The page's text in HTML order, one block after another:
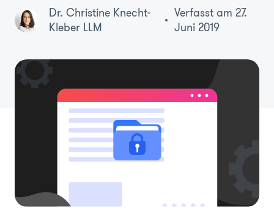
Karriere
Über Uns
Dr. Christine Knecht-
Kleber LLM
Verfasst am 27.
Juni 2019